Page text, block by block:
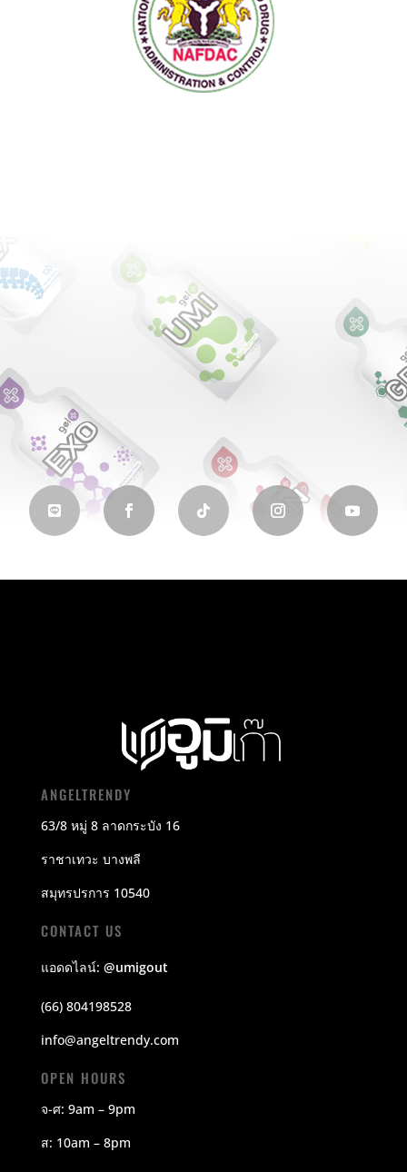
ANGELTRENDY
63/8 หมู่ 8 ลาดกระบัง 16
ราชาเทวะ บางพลี
สมุทรปรการ 10540
CONTACT US
แอดดไลน์: @umigout
(66) 804198528
info@angeltrendy.com
OPEN HOURS
จ-ศ: 9am – 9pm
ส: 10am – 8pm